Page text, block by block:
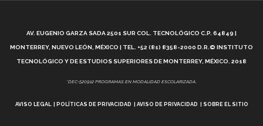
¿Cómo es el Modelo Educativo Tec? (video)
Vida Tec: Feminismo e Inteligencia Artificial, Paola
AV. EUGENIO GARZA SADA 2501 SUR COL. TECNOLÓGICO C.P. 64849 |
MONTERREY, NUEVO LEÓN, MÉXICO | TEL. +52 (81) 8358-2000 D.R.© INSTITUTO
TECNOLÓGICO Y DE ESTUDIOS SUPERIORES DE MONTERREY, MÉXICO. 2018
*DEC-520912 PROGRAMAS EN MODALIDAD ESCOLARIZADA.
AVISO LEGAL POLÍTICAS DE PRIVACIDAD AVISO DE PRIVACIDAD SOBRE EL SITIO